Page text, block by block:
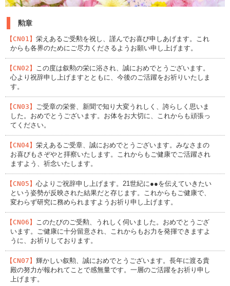
勲章
【CN01】 栄えあるご受勲を祝し、謹んでお喜び申しあげます。これ
からも各界のためにご尽力くださるようお願い申し上げます。
【CN02】 この度は叙勲の栄に浴され、誠におめでとうございます。
心より祝辞申し上げますとともに、今後のご活躍をお祈りいたしま
す。
【CN03】 ご受章の栄誉、新聞で知り大変うれしく、誇らしく思いま
した。おめでとうございます。お体をお大切に、これからも頑張っ
てください。
【CN04】 栄えあるご受章、誠におめでとうございます。みなさまの
お喜びもさぞやと拝察いたします。これからもご健康でご活躍され
ますよう、祈念いたします。
【CN05】 心よりご祝辞申し上げます。21世紀に●●を伝えていきたい
という姿勢が反映された結果だと存じます。これからもご健康で、
変わらず研究に務められますようお祈り申し上げます。
【CN06】 このたびのご受勲、うれしく伺いました。おめでとうござ
います。ご健康に十分留意され、これからもお力を発揮できますよ
うに、お祈りしております。
【CN07】 輝かしい叙勲、誠におめでとうございます。長年に渡る貴
殿の努力が報われてことで感無量です。一層のご活躍をお祈り申し
上げます。